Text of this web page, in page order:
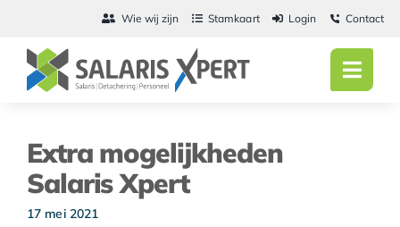
inhoud
Wie wij zijn Stamkaart Login Contact
Extra mogelijkheden
Salaris Xpert
17 mei 2021